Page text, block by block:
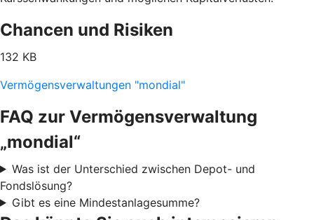
Chancen und Risiken
132 KB
Vermögensverwaltungen "mondial"
FAQ zur Vermögensverwaltung
„mondial“
Was ist der Unterschied zwischen Depot- und
Fondslösung?
Gibt es eine Mindestanlagesumme?